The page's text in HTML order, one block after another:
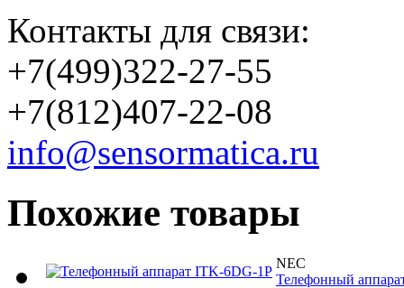
Контакты для связи:
+7(499)322-27-55
+7(812)407-22-08
info@sensormatica.ru
Похожие товары
NEC
Телефонный